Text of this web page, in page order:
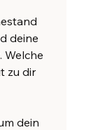
deine
Welche
zu dir
dein